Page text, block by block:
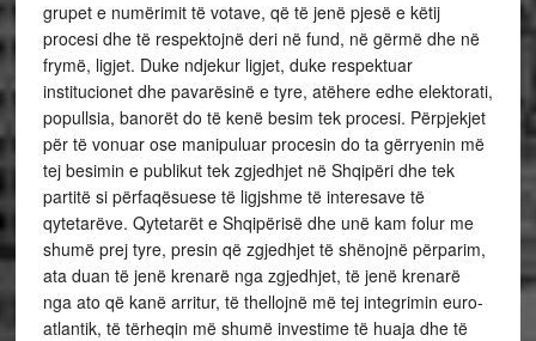
grupet e numërimit të votave, që të jenë pjesë e këtij
procesi dhe të respektojnë deri në fund, në gërmë dhe në
frymë, ligjet. Duke ndjekur ligjet, duke respektuar
institucionet dhe pavarësinë e tyre, atëhere edhe elektorati,
popullsia, banorët do të kenë besim tek procesi. Përpjekjet
për të vonuar ose manipuluar procesin do ta gërryenin më
tej besimin e publikut tek zgjedhjet në Shqipëri dhe tek
partitë si përfaqësuese të ligjshme të interesave të
qytetarëve. Qytetarët e Shqipërisë dhe unë kam folur me
shumë prej tyre, presin që zgjedhjet të shënojnë përparim,
ata duan të jenë krenarë nga zgjedhjet, të jenë krenarë
nga ato që kanë arritur, të thellojnë më tej integrimin euro-
atlantik, të tërheqin më shumë investime të huaja dhe të